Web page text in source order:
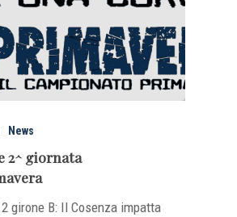
News
2^ giornata
girone B: Il Cosenza impatta